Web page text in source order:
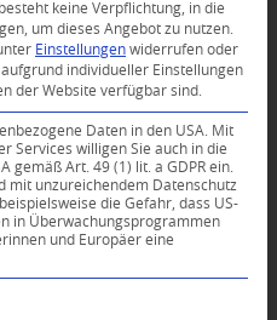
Name*
E-Mail-Adresse*
Website
keine Verpflichtung, in die
um dieses Angebot zu nutzen.
Einstellungen widerrufen oder
individueller Einstellungen
der Website verfügbar sind.
Daten in den USA. Mit
Services willigen Sie auch in die
gemäß Art. 49 (1) lit. a GDPR ein.
mit unzureichendem Datenschutz
die Gefahr, dass US-
in Überwachungsprogrammen
und Europäer eine
Gruppen, für die